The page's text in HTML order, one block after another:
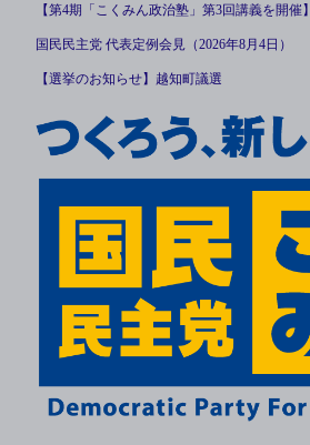
【第4期「こくみん政治塾」第3回講義を開催】
国民民主党 代表定例会見（2026年8月4日）
【選挙のお知らせ】越知町議選